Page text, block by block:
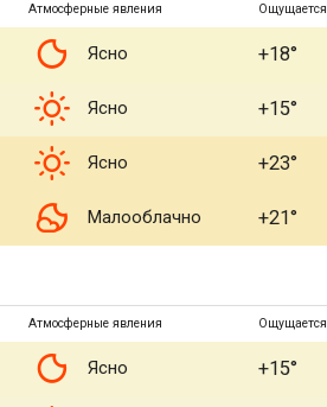
Атмосферные явления Ощущается
Ясно +18°
Ясно +15°
Ясно +23°
Малооблачно +21°
Атмосферные явления Ощущается
Ясно +15°